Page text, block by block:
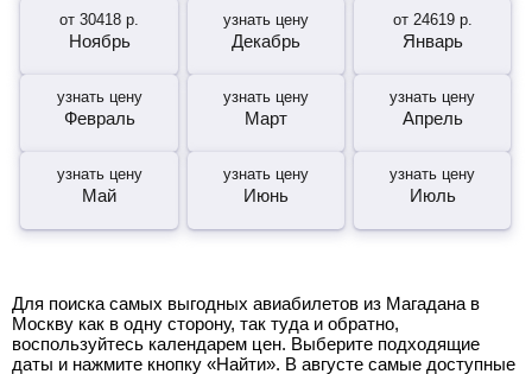
от30418 р.
Ноябрь
узнать цену
Декабрь
от 24619р.
Январь
узнать цену
Февраль
узнать цену
Март
узнать цену
Апрель
узнать цену
Май
узнать цену
Июнь
узнать цену
Июль
Для поиска самых выгодных авиабилетов из Магадана в
Москву как в одну сторону, так туда и обратно,
воспользуйтесь календарем цен. Выберите подходящие
даты и нажмите кнопку «Найти». В августе самые доступные